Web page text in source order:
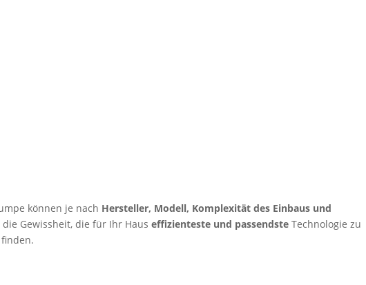
können je nach Hersteller, Modell, Komplexität des Einbaus und
Gewissheit, die für Ihr Haus effizienteste und passendste Technologie zu